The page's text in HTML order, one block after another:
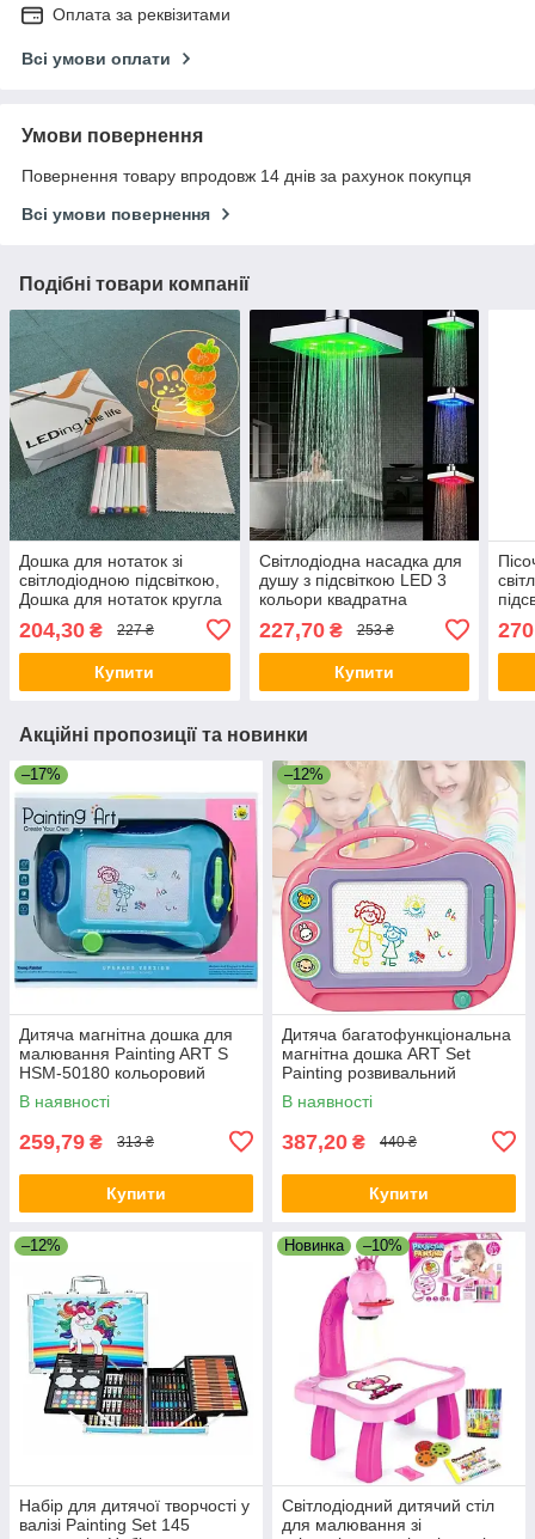
Оплата за реквізитами
Всі умови оплати
Умови повернення
Повернення товару впродовж 14 днів за рахунок покупця
Всі умови повернення
Подібні товари компанії
Дошка для нотаток зі
світлодіодною підсвіткою,
Дошка для нотаток кругла
ручкою та підставкою
204,30 ₴ 227 ₴
Купити
Світлодіодна насадка для
душу з підсвіткою LED 3
кольори квадратна
227,70₴ 253 ₴
Купити
270
Акційні пропозиції та новинки
–17%
Дитяча магнітна дошка для
малювання Painting ART S
HSM-50180 кольоровий
розвивальний планшет SL
В наявності
259,79 ₴ 313 ₴
Купити
–12%
Дитяча багатофункціональна
магнітна дошка ART Set
Painting розвивальний
планшет для малювання KIVI
В наявності
387,20 ₴ 440 ₴
Купити
–12%
Набір для дитячої творчості у
валізі Painting Set 145
Новинка –10%
Світлодіодний дитячий стіл
для малювання зі